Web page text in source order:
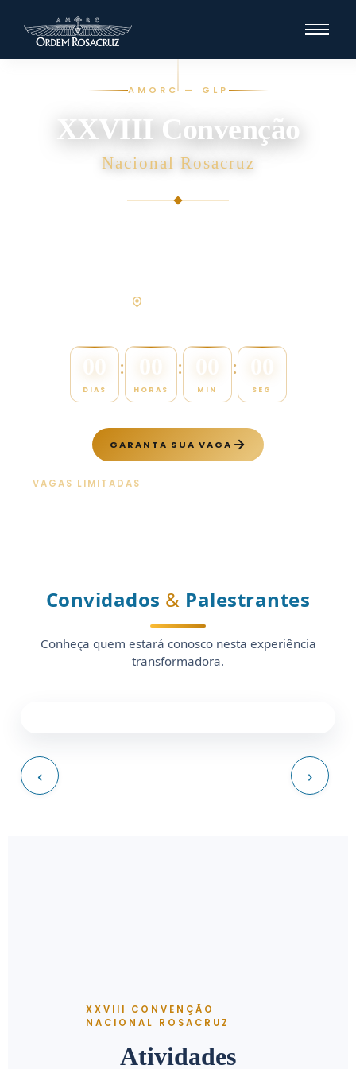
AMORC — GLP
XXVIII Convenção
Nacional Rosacruz
00
DIAS
: 00
HORAS
: 00
MIN
: 00
SEG
GARANTA SUA VAGA
VAGAS LIMITADAS
Convidados & Palestrantes
Conheça quem estará conosco nesta experiência
transformadora.
‹ ›
XXVIII CONVENÇÃO
NACIONAL ROSACRUZ
Atividades